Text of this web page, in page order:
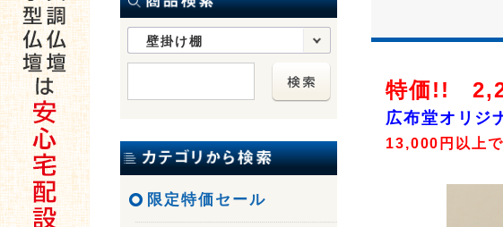
特価!!
広布堂オリジ
13,000円以上
壁掛け棚
限定特価セール